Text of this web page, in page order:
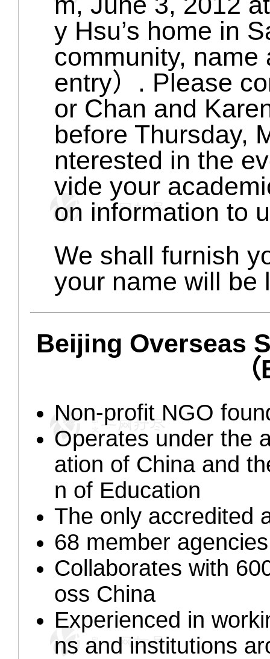
y Hsu’s home in
community,
entry）. Please
or Chan and
before Thursday,
nterested in the
vide your
on information to
We shall furnish
your name will
Beijing Overseas
Non-profit NGO
Operates under the
ation of China and
n of Education
The only accredited
68 member agencies
Collaborates with
oss China
Experienced in
ns and institutions